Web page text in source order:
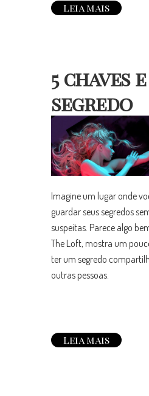
Leia mais
5 chaves
segredo
Imagine um lugar onde
guardar seus segredos
suspeitas. Parece algo
The Loft, mostra um
ter um segredo
outras pessoas.
Leia mais